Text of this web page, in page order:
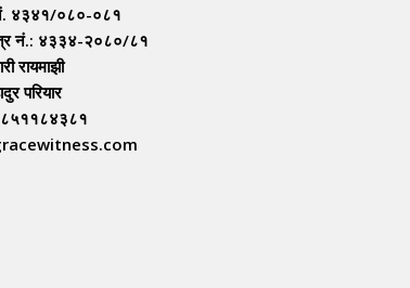
नं. ४३४१/०८०-०८१
नं.: ४३३४-२०८०/८१
रायमाझी
परियार